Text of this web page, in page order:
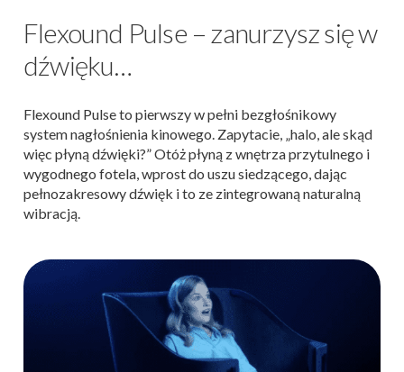
Flexound Pulse – zanurzysz się w
dźwięku…
Flexound Pulse to pierwszy w pełni bezgłośnikowy
system nagłośnienia kinowego. Zapytacie, „halo, ale skąd
więc płyną dźwięki?” Otóż płyną z wnętrza przytulnego i
wygodnego fotela, wprost do uszu siedzącego, dając
pełnozakresowy dźwięk i to ze zintegrowaną naturalną
wibracją.